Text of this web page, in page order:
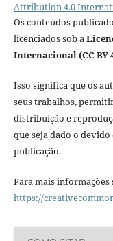
Attribution 4.0
Os conteúdos
licenciados sob a
Internacional (CC BY
Isso significa que os
seus trabalhos,
distribuição e
que seja dado o
publicação.
Para mais informações
https://